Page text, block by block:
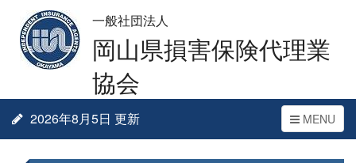
一般社団法人
岡山県損害保険代理業
協会
Toggle
navigation
MENU
2026年8月5日 更新